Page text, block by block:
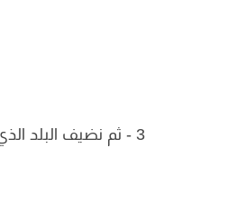
3 - ثم نضيف البلد الذي نريد إلى قائمة الإختيارات ثم نضغط على" save changes "